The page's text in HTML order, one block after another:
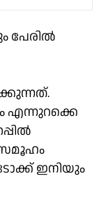
പേരിൽ
എന്നുറക്കെ
സമൂഹം
ഇനിയും